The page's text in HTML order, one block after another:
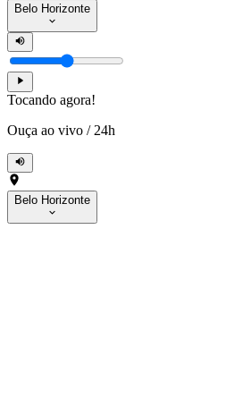
Belo Horizonte
Tocando agora!
Ouça ao vivo / 24h
Belo Horizonte